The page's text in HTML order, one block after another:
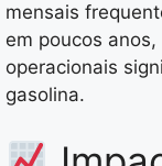
mensais
em poucos
operacionais
gasolina.